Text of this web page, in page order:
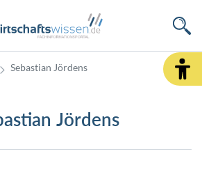
Sebastian Jördens
Jördens